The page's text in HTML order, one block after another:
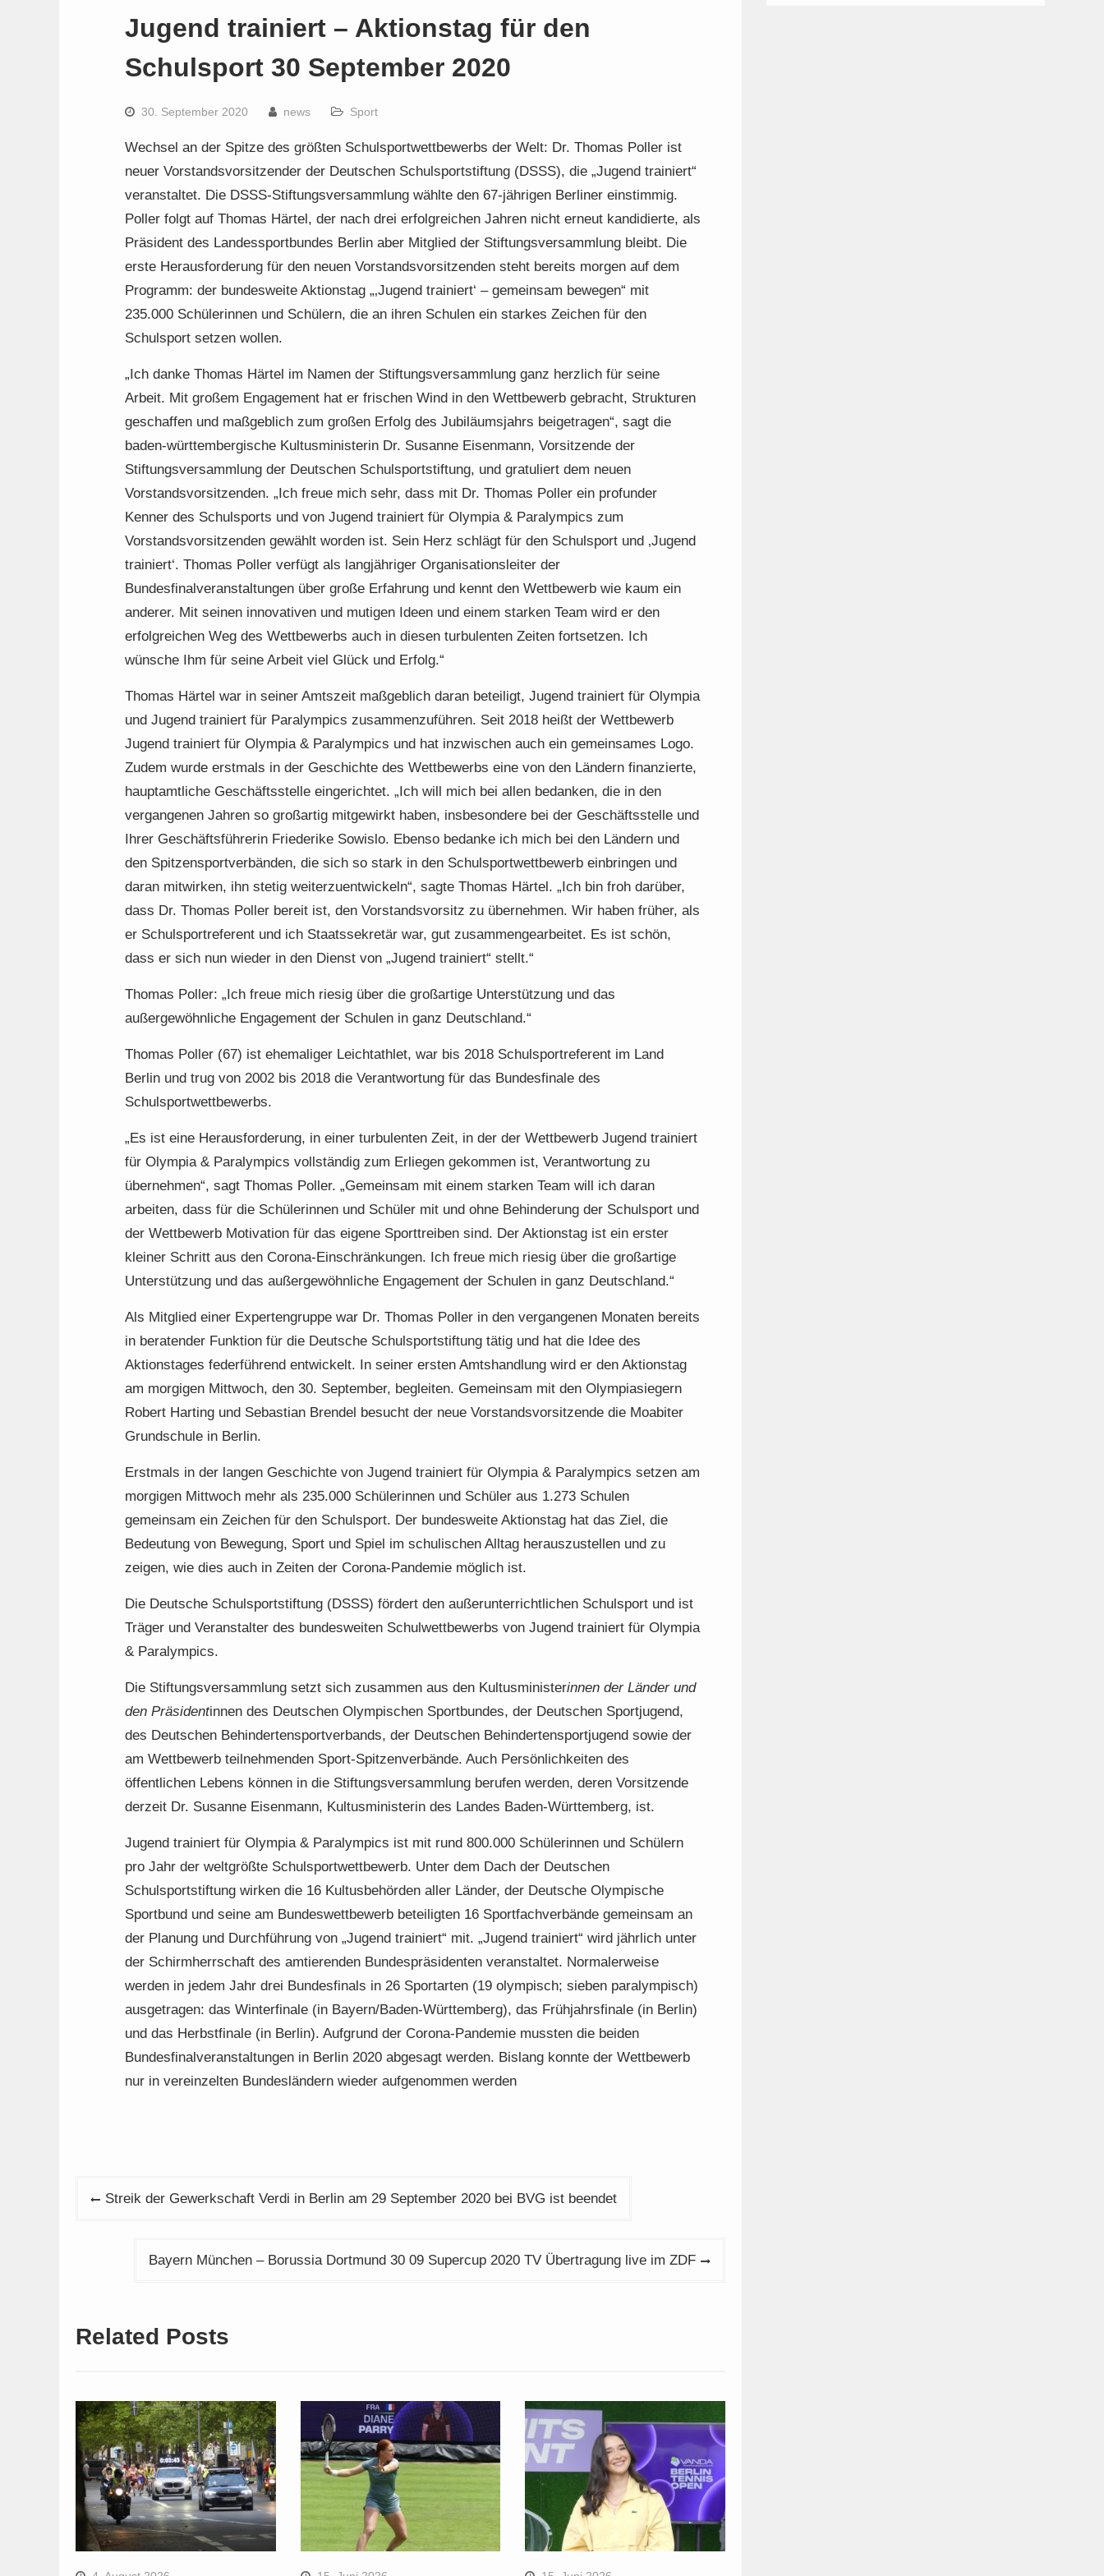
Jugend trainiert – Aktionstag für den
Schulsport 30 September 2020
30. September 2020 news Sport
Wechsel an der Spitze des größten Schulsportwettbewerbs der Welt: Dr. Thomas Poller ist
neuer Vorstandsvorsitzender der Deutschen Schulsportstiftung (DSSS), die „Jugend trainiert“
veranstaltet. Die DSSS-Stiftungsversammlung wählte den 67-jährigen Berliner einstimmig.
Poller folgt auf Thomas Härtel, der nach drei erfolgreichen Jahren nicht erneut kandidierte, als
Präsident des Landessportbundes Berlin aber Mitglied der Stiftungsversammlung bleibt. Die
erste Herausforderung für den neuen Vorstandsvorsitzenden steht bereits morgen auf dem
Programm: der bundesweite Aktionstag „‚Jugend trainiert‘ – gemeinsam bewegen“ mit
235.000 Schülerinnen und Schülern, die an ihren Schulen ein starkes Zeichen für den
Schulsport setzen wollen.
„Ich danke Thomas Härtel im Namen der Stiftungsversammlung ganz herzlich für seine
Arbeit. Mit großem Engagement hat er frischen Wind in den Wettbewerb gebracht, Strukturen
geschaffen und maßgeblich zum großen Erfolg des Jubiläumsjahrs beigetragen“, sagt die
baden-württembergische Kultusministerin Dr. Susanne Eisenmann, Vorsitzende der
Stiftungsversammlung der Deutschen Schulsportstiftung, und gratuliert dem neuen
Vorstandsvorsitzenden. „Ich freue mich sehr, dass mit Dr. Thomas Poller ein profunder
Kenner des Schulsports und von Jugend trainiert für Olympia & Paralympics zum
Vorstandsvorsitzenden gewählt worden ist. Sein Herz schlägt für den Schulsport und ‚Jugend
trainiert‘. Thomas Poller verfügt als langjähriger Organisationsleiter der
Bundesfinalveranstaltungen über große Erfahrung und kennt den Wettbewerb wie kaum ein
anderer. Mit seinen innovativen und mutigen Ideen und einem starken Team wird er den
erfolgreichen Weg des Wettbewerbs auch in diesen turbulenten Zeiten fortsetzen. Ich
wünsche Ihm für seine Arbeit viel Glück und Erfolg.“
Thomas Härtel war in seiner Amtszeit maßgeblich daran beteiligt, Jugend trainiert für Olympia
und Jugend trainiert für Paralympics zusammenzuführen. Seit 2018 heißt der Wettbewerb
Jugend trainiert für Olympia & Paralympics und hat inzwischen auch ein gemeinsames Logo.
Zudem wurde erstmals in der Geschichte des Wettbewerbs eine von den Ländern finanzierte,
hauptamtliche Geschäftsstelle eingerichtet. „Ich will mich bei allen bedanken, die in den
vergangenen Jahren so großartig mitgewirkt haben, insbesondere bei der Geschäftsstelle und
Ihrer Geschäftsführerin Friederike Sowislo. Ebenso bedanke ich mich bei den Ländern und
den Spitzensportverbänden, die sich so stark in den Schulsportwettbewerb einbringen und
daran mitwirken, ihn stetig weiterzuentwickeln“, sagte Thomas Härtel. „Ich bin froh darüber,
dass Dr. Thomas Poller bereit ist, den Vorstandsvorsitz zu übernehmen. Wir haben früher, als
er Schulsportreferent und ich Staatssekretär war, gut zusammengearbeitet. Es ist schön,
dass er sich nun wieder in den Dienst von „Jugend trainiert“ stellt.“
Thomas Poller: „Ich freue mich riesig über die großartige Unterstützung und das
außergewöhnliche Engagement der Schulen in ganz Deutschland.“
Thomas Poller (67) ist ehemaliger Leichtathlet, war bis 2018 Schulsportreferent im Land
Berlin und trug von 2002 bis 2018 die Verantwortung für das Bundesfinale des
Schulsportwettbewerbs.
„Es ist eine Herausforderung, in einer turbulenten Zeit, in der der Wettbewerb Jugend trainiert
für Olympia & Paralympics vollständig zum Erliegen gekommen ist, Verantwortung zu
übernehmen“, sagt Thomas Poller. „Gemeinsam mit einem starken Team will ich daran
arbeiten, dass für die Schülerinnen und Schüler mit und ohne Behinderung der Schulsport und
der Wettbewerb Motivation für das eigene Sporttreiben sind. Der Aktionstag ist ein erster
kleiner Schritt aus den Corona-Einschränkungen. Ich freue mich riesig über die großartige
Unterstützung und das außergewöhnliche Engagement der Schulen in ganz Deutschland.“
Als Mitglied einer Expertengruppe war Dr. Thomas Poller in den vergangenen Monaten bereits
in beratender Funktion für die Deutsche Schulsportstiftung tätig und hat die Idee des
Aktionstages federführend entwickelt. In seiner ersten Amtshandlung wird er den Aktionstag
am morgigen Mittwoch, den 30. September, begleiten. Gemeinsam mit den Olympiasiegern
Robert Harting und Sebastian Brendel besucht der neue Vorstandsvorsitzende die Moabiter
Grundschule in Berlin.
Erstmals in der langen Geschichte von Jugend trainiert für Olympia & Paralympics setzen am
morgigen Mittwoch mehr als 235.000 Schülerinnen und Schüler aus 1.273 Schulen
gemeinsam ein Zeichen für den Schulsport. Der bundesweite Aktionstag hat das Ziel, die
Bedeutung von Bewegung, Sport und Spiel im schulischen Alltag herauszustellen und zu
zeigen, wie dies auch in Zeiten der Corona-Pandemie möglich ist.
Die Deutsche Schulsportstiftung (DSSS) fördert den außerunterrichtlichen Schulsport und ist
Träger und Veranstalter des bundesweiten Schulwettbewerbs von Jugend trainiert für Olympia
& Paralympics.
Die Stiftungsversammlung setzt sich zusammen aus den Kultusministerinnen der Länder und
den Präsidentinnen des Deutschen Olympischen Sportbundes, der Deutschen Sportjugend,
des Deutschen Behindertensportverbands, der Deutschen Behindertensportjugend sowie der
am Wettbewerb teilnehmenden Sport-Spitzenverbände. Auch Persönlichkeiten des
öffentlichen Lebens können in die Stiftungsversammlung berufen werden, deren Vorsitzende
derzeit Dr. Susanne Eisenmann, Kultusministerin des Landes Baden-Württemberg, ist.
Jugend trainiert für Olympia & Paralympics ist mit rund 800.000 Schülerinnen und Schülern
pro Jahr der weltgrößte Schulsportwettbewerb. Unter dem Dach der Deutschen
Schulsportstiftung wirken die 16 Kultusbehörden aller Länder, der Deutsche Olympische
Sportbund und seine am Bundeswettbewerb beteiligten 16 Sportfachverbände gemeinsam an
der Planung und Durchführung von „Jugend trainiert“ mit. „Jugend trainiert“ wird jährlich unter
der Schirmherrschaft des amtierenden Bundespräsidenten veranstaltet. Normalerweise
werden in jedem Jahr drei Bundesfinals in 26 Sportarten (19 olympisch; sieben paralympisch)
ausgetragen: das Winterfinale (in Bayern/Baden-Württemberg), das Frühjahrsfinale (in Berlin)
und das Herbstfinale (in Berlin). Aufgrund der Corona-Pandemie mussten die beiden
Bundesfinalveranstaltungen in Berlin 2020 abgesagt werden. Bislang konnte der Wettbewerb
nur in vereinzelten Bundesländern wieder aufgenommen werden
Beitragsnavigation
Streik der Gewerkschaft Verdi in Berlin am 29 September 2020 bei BVG ist beendet
Bayern München – Borussia Dortmund 30 09 Supercup 2020 TV Übertragung live im ZDF
Related Posts